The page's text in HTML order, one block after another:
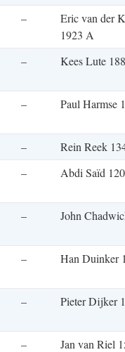
–
Eric van der
1923 A
– Kees Lute
– Paul Harmse
–
Rein Reek
– Abdi Saïd
– John
– Han Duinker
– Pieter Dijker
– Jan van Riel